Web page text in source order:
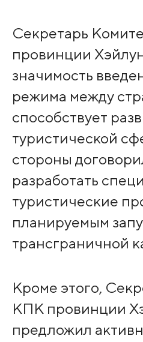
Секретарь
провинции
значимость
режима между
способствует
туристической
стороны
разработать
туристические
планируемым
трансграничной
Кроме этого,
КПК провинции
предложил